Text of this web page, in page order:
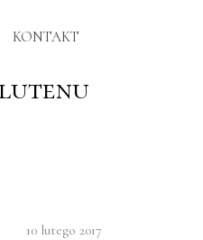
KONTAKT
10 lutego 2017